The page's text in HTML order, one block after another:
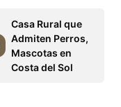
Casa Rural que
Admiten Perros,
Mascotas en
Costa del Sol